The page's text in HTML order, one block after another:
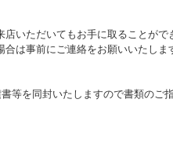
いただいてもお手に取ることがで
は事前にご連絡をお願いいたしま
を同封いたしますので書類のご